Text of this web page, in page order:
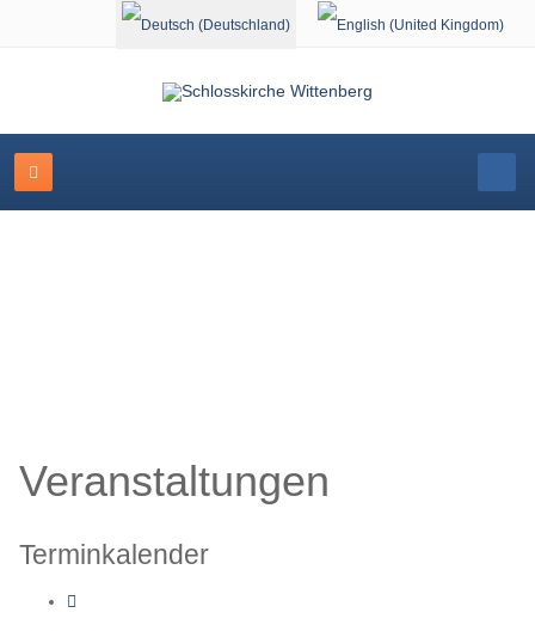
Sprache auswählen
Veranstaltungen
Terminkalender